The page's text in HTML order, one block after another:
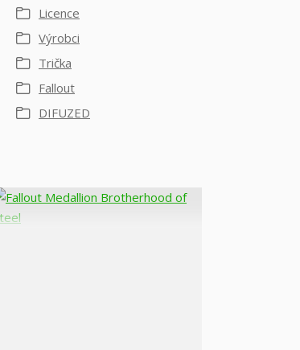
Licence
Výrobci
Trička
Fallout
DIFUZED